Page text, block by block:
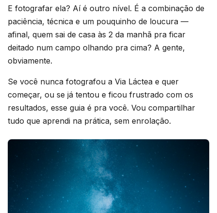
E fotografar ela? Aí é outro nível. É a combinação de
paciência, técnica e um pouquinho de loucura —
afinal, quem sai de casa às 2 da manhã pra ficar
deitado num campo olhando pra cima? A gente,
obviamente.
Se você nunca fotografou a Via Láctea e quer
começar, ou se já tentou e ficou frustrado com os
resultados, esse guia é pra você. Vou compartilhar
tudo que aprendi na prática, sem enrolação.